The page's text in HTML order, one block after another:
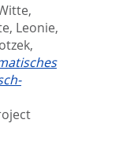
Leonie,